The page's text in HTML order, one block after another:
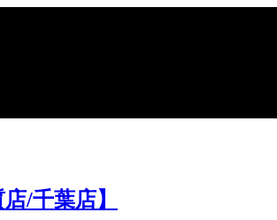
します。
/千葉店】